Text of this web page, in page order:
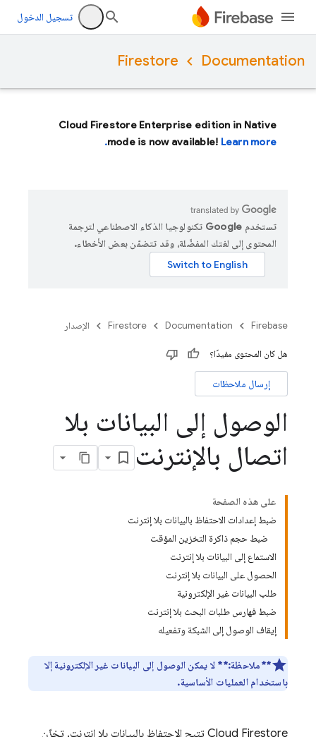
تسجيل الدخول
Documentation
Firestore
Cloud Firestore Enterprise edition in Native
mode is now available! Learn more.
تستخدم Google تكنولوجيا الذكاء الاصطناعي لترجمة
المحتوى إلى لغتك المفضّلة، وقد تتضمّن بعض الأخطاء.
Firebase
Documentation
Firestore الإصدار
هل كان المحتوى مفيدًا؟
إرسال ملاحظات
الوصول إلى البيانات بلا
اتصال بالإنترنت
على هذه الصفحة
ضبط إعدادات الاحتفاظ بالبيانات بلا إنترنت
ضبط حجم ذاكرة التخزين المؤقت
الاستماع إلى البيانات بلا إنترنت
الحصول على البيانات بلا إنترنت
طلب البيانات غير الإلكترونية
ضبط فهارس طلبات البحث بلا إنترنت
إيقاف الوصول إلى الشبكة وتفعيله
**ملاحظة:** لا يمكن الوصول إلى البيانات غير الإلكترونية إلا
باستخدام العمليات الأساسية.
Cloud Firestore تتيح الاحتفاظ بالبيانات بلا إنترنت. تخزّن